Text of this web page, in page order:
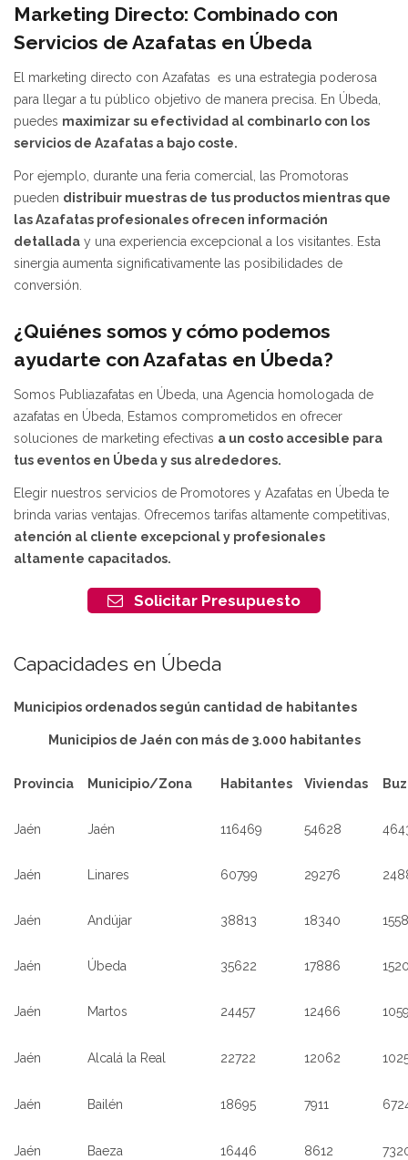
Marketing Directo: Combinado con
Servicios de Azafatas en Úbeda
El marketing directo con Azafatas es una estrategia poderosa
para llegar a tu público objetivo de manera precisa. En Úbeda,
puedes maximizar su efectividad al combinarlo con los
servicios de Azafatas a bajo coste.
Por ejemplo, durante una feria comercial, las Promotoras
pueden distribuir muestras de tus productos mientras que
las Azafatas profesionales ofrecen información
detallada y una experiencia excepcional a los visitantes. Esta
sinergia aumenta significativamente las posibilidades de
conversión.
¿Quiénes somos y cómo podemos
ayudarte con Azafatas en Úbeda?
Somos Publiazafatas en Úbeda, una Agencia homologada de
azafatas en Úbeda, Estamos comprometidos en ofrecer
soluciones de marketing efectivas a un costo accesible para
tus eventos en Úbeda y sus alrededores.
Elegir nuestros servicios de Promotores y Azafatas en Úbeda te
brinda varias ventajas. Ofrecemos tarifas altamente competitivas,
atención al cliente excepcional y profesionales
altamente capacitados.
Solicitar Presupuesto
Capacidades en Úbeda
Municipios ordenados según cantidad de habitantes
Municipios de Jaén con más de 3.000 habitantes
Provincia Municipio/Zona Habitantes Viviendas
Jaén Jaén 116469 54628
Jaén Linares 60799 29276
Jaén Andújar 38813 18340
Jaén Úbeda 35622 17886
Jaén Martos 24457 12466
Jaén Alcalá la Real 22722 12062
Jaén Bailén 18695 7911
Jaén Baeza 16446 8612